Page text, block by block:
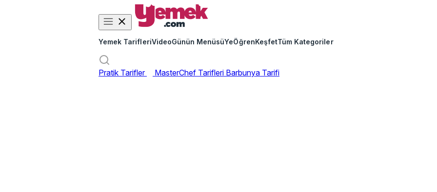
Yemek TarifleriVideoGünün MenüsüYeÖğrenKeşfetTüm Kategoriler
Pratik Tarifler MasterChef Tarifleri Barbunya Tarifi